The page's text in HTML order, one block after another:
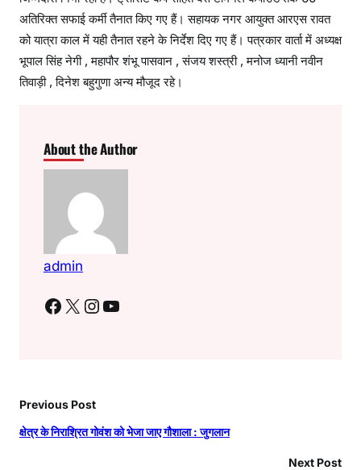
अतिरिक्त सफाई कर्मी तैनात किए गए हैं। सहायक नगर आयुक्त आरएस रावत
को यात्रा काल में यही तैनात रहने के निर्देश दिए गए हैं। पत्रकार वार्ता में अध्यक्ष
भूपाल सिंह नेगी , महापौर शंभू पासवान , संजय शस्त्री , मनोज ध्यानी नवीन
तिवाड़ी , दिनेश बहुगुणा अन्य मौजूद रहे।
About the Author
admin
Facebook X Instagram YouTube
Previous Post
क्षेत्र के निराश्रित गोवंश को भेजा जाए गौशाला : जुगलान
Next Post